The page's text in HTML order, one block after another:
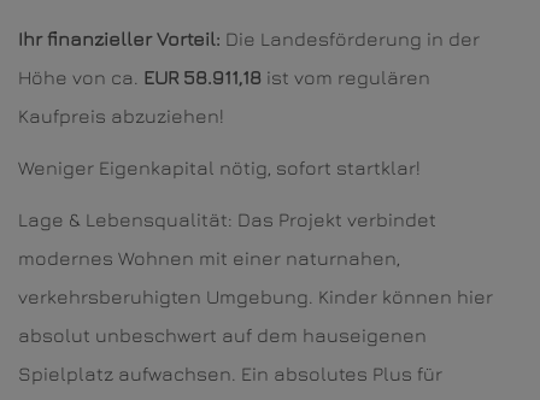
Ihr finanzieller Vorteil: Die Landesförderung in der
Höhe von ca. EUR 58.911,18 ist vom regulären
Kaufpreis abzuziehen!
Weniger Eigenkapital nötig, sofort startklar!
Lage & Lebensqualität: Das Projekt verbindet
modernes Wohnen mit einer naturnahen,
verkehrsberuhigten Umgebung. Kinder können hier
absolut unbeschwert auf dem hauseigenen
Spielplatz aufwachsen. Ein absolutes Plus für